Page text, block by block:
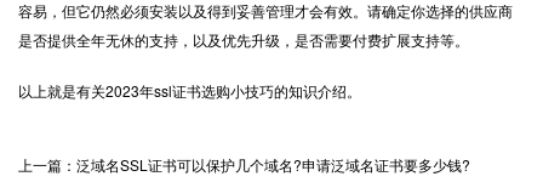
容易，但它仍然必须安装以及得到妥善管理才会有效。请确定你选择的供应商
是否提供全年无休的支持，以及优先升级，是否需要付费扩展支持等。
以上就是有关2023年ssl证书选购小技巧的知识介绍。
上一篇：泛域名SSL证书可以保护几个域名?申请泛域名证书要多少钱?